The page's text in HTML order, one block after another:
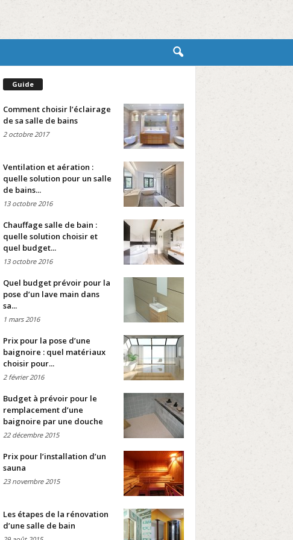
Guide
Comment choisir l’éclairage
de sa salle de bains
2 octobre 2017
Ventilation et aération :
quelle solution pour un salle
de bains...
13 octobre 2016
Chauffage salle de bain :
quelle solution choisir et
quel budget...
13 octobre 2016
Quel budget prévoir pour la
pose d’un lave main dans
sa...
1 mars 2016
Prix pour la pose d’une
baignoire : quel matériaux
choisir pour...
2 février 2016
Budget à prévoir pour le
remplacement d’une
baignoire par une douche
22 décembre 2015
Prix pour l’installation d’un
sauna
23 novembre 2015
Les étapes de la rénovation
d’une salle de bain